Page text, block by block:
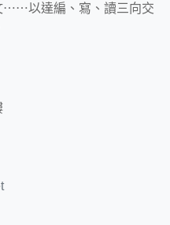
⋯⋯以達編、寫、讀三向交